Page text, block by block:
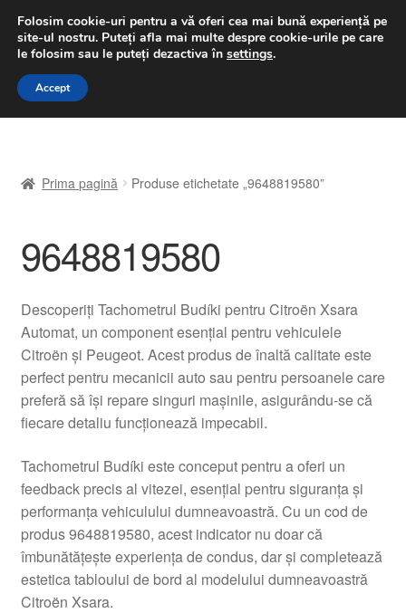
LIVRARE de la 33 lei
luni-vineri 9 a.m. - 4 p.m.031 229 6816
Sari
Sari
A lua legatura
Contul meu
Despre noi
Finalizare comandă
Livrare în toată lumea
Plângere
Plățile
Prima pagină Produse etichetate „9648819580”
9648819580
Descoperiți Tachometrul Budíki pentru Citroën Xsara
Automat, un component esențial pentru vehiculele
Citroën și Peugeot. Acest produs de înaltă calitate este
perfect pentru mecanicii auto sau pentru persoanele care
preferă să își repare singuri mașinile, asigurându-se că
fiecare detaliu funcționează impecabil.
Tachometrul Budíki este conceput pentru a oferi un
feedback precis al vitezei, esențial pentru siguranța și
performanța vehiculului dumneavoastră. Cu un cod de
produs 9648819580, acest indicator nu doar că
îmbunătățește experiența de condus, dar și completează
estetica tabloului de bord al modelului dumneavoastră
Citroën Xsara.
Folosim cookie-uri pentru a vă oferi cea mai bună experiență pe
site-ul nostru. Puteți afla mai multe despre cookie-urile pe care
le folosim sau le puteți dezactiva în settings.
Accept